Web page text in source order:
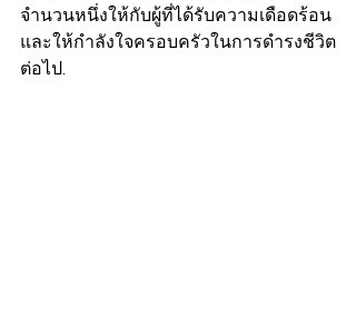
จำนวนหนึ่งให้กับผู้ที่ได้รับความเดือดร้อน
และให้กำลังใจครอบครัวในการดำรงชีวิต
ต่อไป.